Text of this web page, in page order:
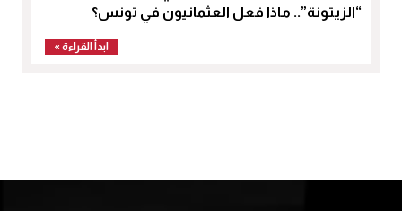
“الزيتونة”.. ماذا فعل العثمانيون في تونس؟
ابدأ القراءة »